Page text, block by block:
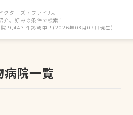
ターズ・ファイル。
介。好みの条件で検索！
院 9,443 件掲載中！(2026年08月07日現在)
院一覧